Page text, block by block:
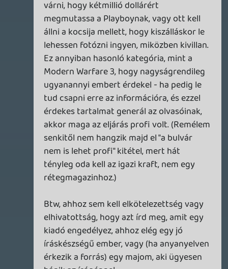
Gawker is látta, hogy amióta vigyázó
szárnyaikat a Kotakura borították,
visszaesett a látogatottság, szóval
gyorsan kellett valami bombahír - és hát
mi generálhatna nagyobb érdeklődést,
mint a huszonötmilliós eladásokra számító
új Call of Duty? Nosza, a nép közé szórták
az infót, gondolván, hogy az Activision
úgysem fog beugatni a Gawkernek, ha
meg igen, hát ki nem szarja le őket.
Mindegy, ő bajuk.
Namármost, elhiszem, hogy a te
szemszögedből ez szánalmasnak és
nevetségesnek tűnhet (elvégre a
rohadékok megszegték a Nagybetűs
Megállapodást), nem beszélve arról, hogy
tizenkét éves lófaszjancsik majd bosszúból
használtad fel: talán az ennyire kretén
hülyékre kéne tekintettel lenni, mielőtt
valaki a billentyűkbe csap?), de ennek
ellenére ez a technika évtizedek óta bevett
fogás a profi, szeriőz újságírásban. Nyilván
Bob Woodward és Carl Bernstein is